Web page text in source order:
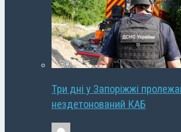
Три дні у Запоріжжі
нездетонований КАБ